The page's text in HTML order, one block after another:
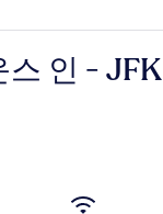
인 -